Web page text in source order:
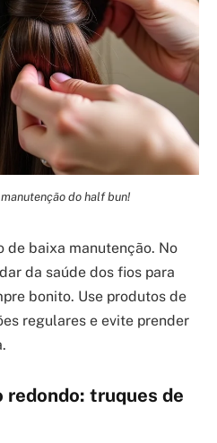
do half bun!
de baixa manutenção. No
da saúde dos fios para
bonito. Use produtos de
regulares e evite prender
redondo: truques de